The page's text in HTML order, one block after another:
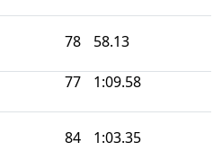
78 58.13
77 1:09.58
84 1:03.35